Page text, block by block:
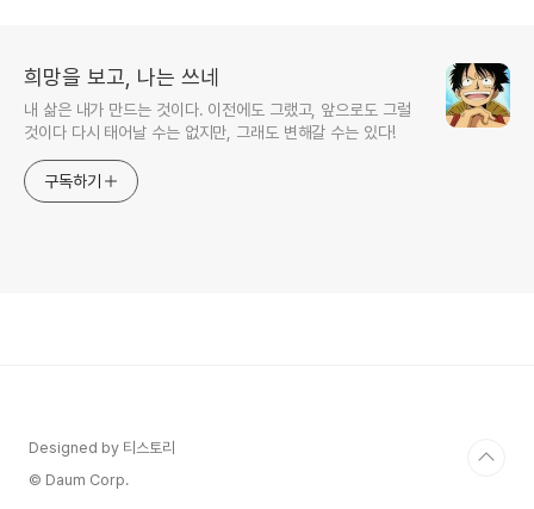
희망을 보고, 나는 쓰네
내 삶은 내가 만드는 것이다. 이전에도 그랬고, 앞으로도 그럴
것이다 다시 태어날 수는 없지만, 그래도 변해갈 수는 있다!
구독하기
Designed by 티스토리
© Daum Corp.